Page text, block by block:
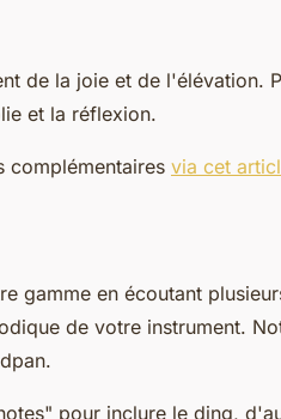
de la joie et de l'élévation.
et la réflexion.
complémentaires via cet
gamme en écoutant
de votre instrument.
pour inclure le ding,